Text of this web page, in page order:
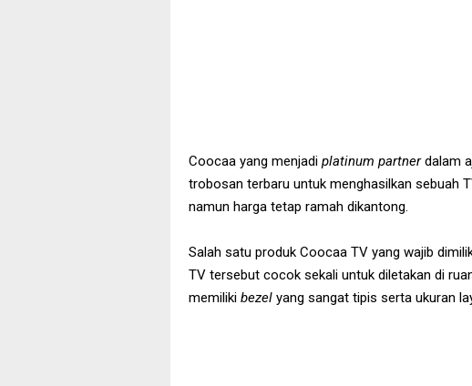
Coocaa yang menjadi platinum partnerdalam
trobosan terbaru untuk menghasilkan sebuah
namun harga tetap ramah dikantong.
Salah satu produk Coocaa TV yang wajib
TV tersebut cocok sekali untuk diletakan di
memiliki bezel yang sangat tipis serta ukuran